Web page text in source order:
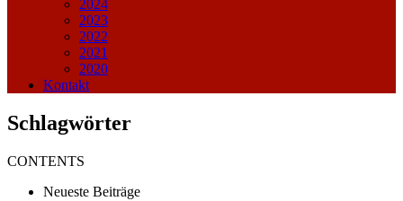
2024
2023
2022
2021
2020
Kontakt
Schlagwörter
CONTENTS
Neueste Beiträge